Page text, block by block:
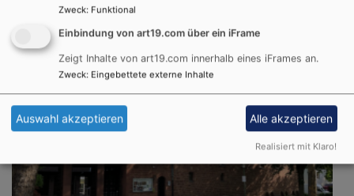
Zweck: Funktional
Einbindung von art19.com über ein iFrame
Zeigt Inhalte von art19.com innerhalb eines iFrames an.
Zweck: Eingebettete externe Inhalte
Auswahl akzeptieren Alle akzeptieren
Realisiert mit Klaro!